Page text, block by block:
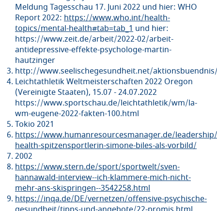
Meldung Tagesschau 17. Juni 2022 und hier: WHO
Report 2022: https://www.who.int/health-
topics/mental-health#tab=tab_1 und hier:
https://www.zeit.de/arbeit/2022-02/arbeit-
antidepressive-effekte-psychologe-martin-
hautzinger
http://www.seelischegesundheit.net/
Leichtathletik Weltmeisterschaften 2022 Oregon
(Vereinigte Staaten), 15.07 - 24.07.2022
https://www.sportschau.de/leichtathletik/wm/la-
wm-eugene-2022-fakten-100.html
Tokio 2021
https://www.humanresourcesmanager.de/
health-spitzensportlerin-simone-biles-als-vorbild/
2002
https://www.stern.de/sport/sportwelt/sven-
hannawald-interview--ich-klammere-mich-nicht-
mehr-ans-skispringen--3542258.html
https://inqa.de/DE/vernetzen/offensive-psychische-